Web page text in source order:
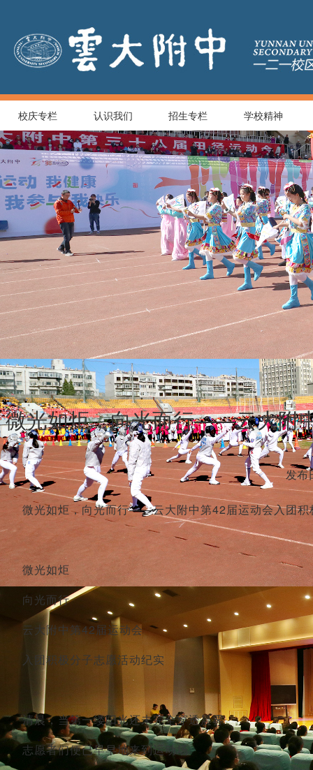
校庆专栏 认识我们 招生专栏 学校精神
微光如炬，向光而行——云大附
发布
微光如炬，向光而行——云大附中第42届运动会入团积
微光如炬
向光而行
云大附中第42届运动会
入团积极分子志愿活动纪实
清晨，当第一缕阳光还未完全穿透晨雾
志愿者们便已早早地来到运动场